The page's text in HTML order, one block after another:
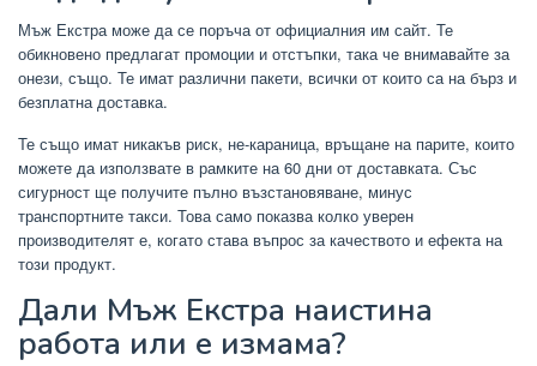
Мъж Екстра може да се поръча от официалния им сайт. Те
обикновено предлагат промоции и отстъпки, така че внимавайте за
онези, също. Те имат различни пакети, всички от които са на бърз и
безплатна доставка.
Те също имат никакъв риск, не-караница, връщане на парите, които
можете да използвате в рамките на 60 дни от доставката. Със
сигурност ще получите пълно възстановяване, минус
транспортните такси. Това само показва колко уверен
производителят е, когато става въпрос за качеството и ефекта на
този продукт.
Дали Мъж Екстра наистина
работа или е измама?